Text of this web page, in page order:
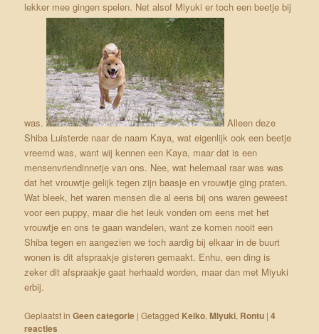
lekker mee gingen spelen. Net alsof Miyuki er toch een beetje bij
was.
Alleen deze
Shiba Luisterde naar de naam Kaya, wat eigenlijk ook een beetje
vreemd was, want wij kennen een Kaya, maar dat is een
mensenvriendinnetje van ons. Nee, wat helemaal raar was was
dat het vrouwtje gelijk tegen zijn baasje en vrouwtje ging praten.
Wat bleek, het waren mensen die al eens bij ons waren geweest
voor een puppy, maar die het leuk vonden om eens met het
vrouwtje en ons te gaan wandelen, want ze komen nooit een
Shiba tegen en aangezien we toch aardig bij elkaar in de buurt
wonen is dit afspraakje gisteren gemaakt. Enhu, een ding is
zeker dit afspraakje gaat herhaald worden, maar dan met Miyuki
erbij.
Geplaatst in Geen categorie |Getagged Keiko,Miyuki, Rontu |4
reacties